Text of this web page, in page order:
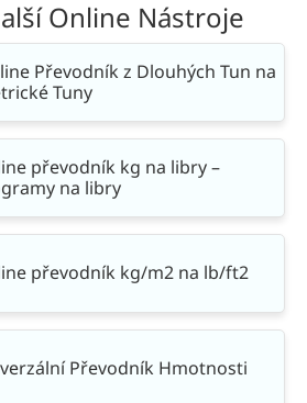
Online Nástroje
Převodník z Dlouhých Tun na
Tuny
převodník kg na libry –
na libry
převodník kg/m2 na lb/ft2
Převodník Hmotnosti